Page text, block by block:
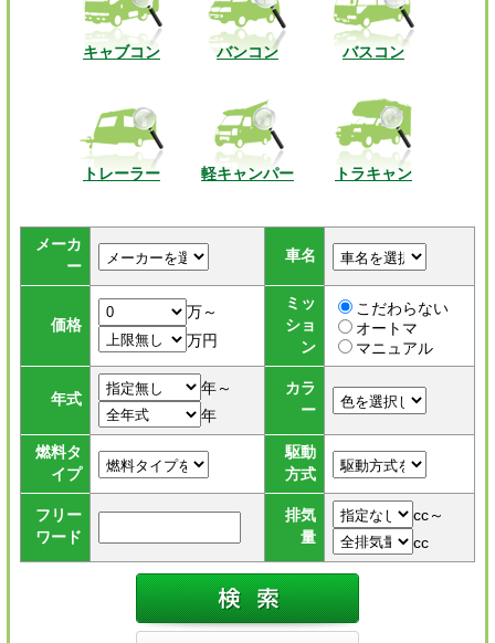
キャブコン バンコン バスコン
トレーラー 軽キャンパー トラキャン
メーカ
ー
車名
価格
万～
万円
ミッ
ショ
ン
こだわらない
オートマ
マニュアル
年式
年～
年
カラ
ー
燃料タ
イプ
駆動
方式
フリー
ワード
排気
量
cc～
cc